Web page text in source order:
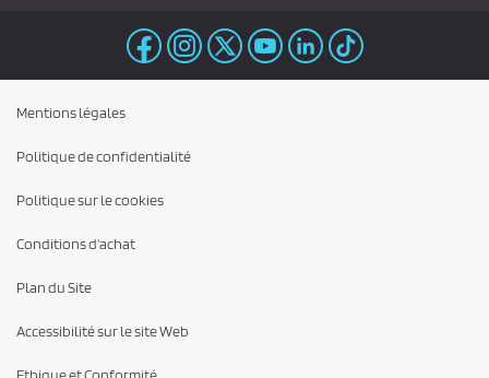
Mentions légales
Politique de confidentialité
Politique sur le cookies
Conditions d'achat
Plan du Site
Accessibilité sur le site Web